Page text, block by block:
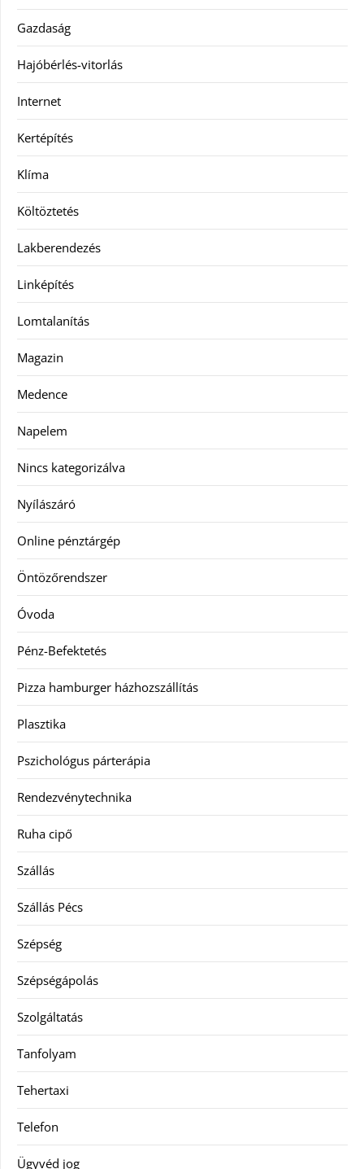
Gazdaság
Hajóbérlés-vitorlás
Internet
Kertépítés
Klíma
Költöztetés
Lakberendezés
Linképítés
Lomtalanítás
Magazin
Medence
Napelem
Nincs kategorizálva
Nyílászáró
Online pénztárgép
Öntözőrendszer
Óvoda
Pénz-Befektetés
Pizza hamburger házhozszállítás
Plasztika
Pszichológus párterápia
Rendezvénytechnika
Ruha cipő
Szállás
Szállás Pécs
Szépség
Szépségápolás
Szolgáltatás
Tanfolyam
Tehertaxi
Telefon
Ügyvéd jog